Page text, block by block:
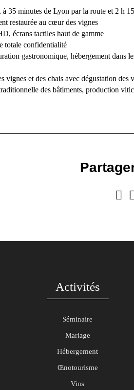
35 minutes de Lyon par la route et 2 h
restaurée au cœur des vignes
écrans tactiles haut de gamme
totale confidentialité
gastronomique, hébergement dans
vignes et des chais avec dégustation des
des bâtiments, production
Activités
Séminaire
Mariage
Hébergement
Œnotourisme
Vins